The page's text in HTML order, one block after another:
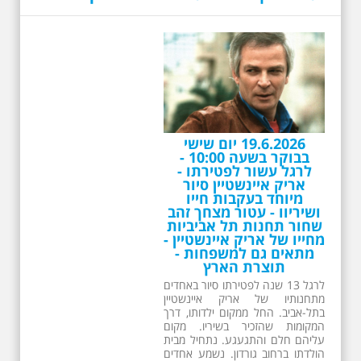
תוצרת הארץ
מתחנותיו של אריק איינשטיין
בתל-אביב. החל ממקום ילדותו, דרך
המקומות שהזכיר בשיריו. מקום
עליהם חלם והתגעגע. נתחיל מבית
הולדתו ברחוב גורדון. נשמע אחדים
משיריו של אריק איינשטיין ונסיים את
הסיור ליד קברו בבית הקברות
טרומפלדור. תוצרת הארץ
26.6.2026 - שישי בבוקר
ב 10:00 אריק איינשטיין
סיור מיוחד בעקבות חייו
ושיריו - עטור מצחך זהב
שחור תחנות תל אביביות
מחייו של אריק איינשטיין -